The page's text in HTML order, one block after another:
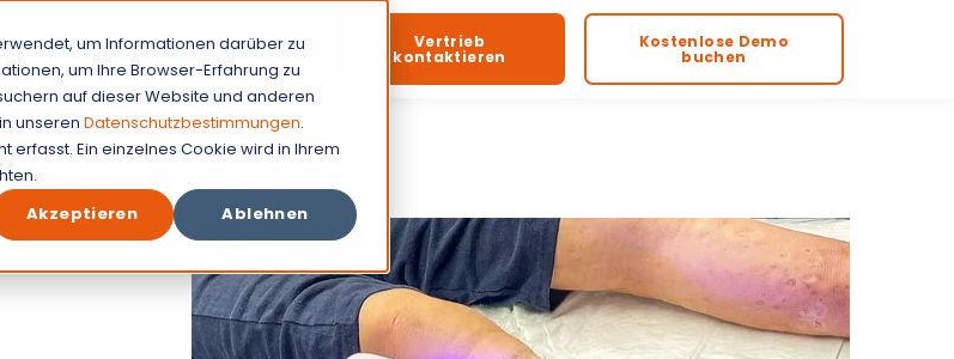
um Informationen darüber zu
um Ihre Browser-Erfahrung zu
auf dieser Website und anderen
unseren Datenschutzbestimmungen.
Ein einzelnes Cookie wird in Ihrem
Akzeptieren Ablehnen
Preise Service Vertrieb
kontaktieren
Kostenlose Demo
buchen